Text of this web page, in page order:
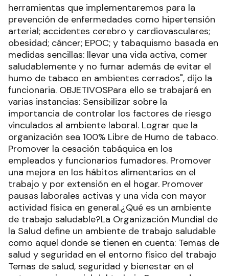
herramientas que implementaremos para la
prevención de enfermedades como hipertensión
arterial; accidentes cerebro y cardiovasculares;
obesidad; cáncer; EPOC; y tabaquismo basada en
medidas sencillas: llevar una vida activa, comer
saludablemente y no fumar además de evitar el
humo de tabaco en ambientes cerrados", dijo la
funcionaria. OBJETIVOSPara ello se trabajará en
varias instancias: Sensibilizar sobre la
importancia de controlar los factores de riesgo
vinculados al ambiente laboral. Lograr que la
organización sea 100% Libre de Humo de tabaco.
Promover la cesación tabáquica en los
empleados y funcionarios fumadores. Promover
una mejora en los hábitos alimentarios en el
trabajo y por extensión en el hogar. Promover
pausas laborales activas y una vida con mayor
actividad física en general.¿Qué es un ambiente
de trabajo saludable?La Organización Mundial de
la Salud define un ambiente de trabajo saludable
como aquel donde se tienen en cuenta: Temas de
salud y seguridad en el entorno físico del trabajo
Temas de salud, seguridad y bienestar en el